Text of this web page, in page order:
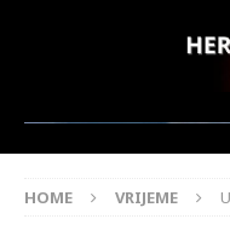
VRIJEME